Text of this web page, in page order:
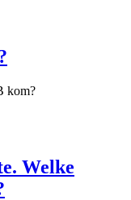
kom?
Welke